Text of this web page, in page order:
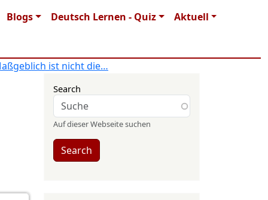
Blogs Deutsch Lernen - Quiz Aktuell
ist nicht die…
Search
Auf dieser Webseite suchen
Search